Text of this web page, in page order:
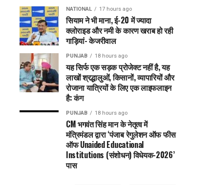
NATIONAL 17 hours ago
सियाम ने भी माना, ई-20 में ज्यादा
क्लोराइड और नमी के कारण खराब हो रही
गाड़ियां- केजरीवाल
PUNJAB 18 hours ago
यह सिर्फ एक सड़क प्रोजेक्ट नहीं है, यह
लाखों श्रद्धालुओं, किसानों, व्यापारियों और
रोजाना यात्रियों के लिए एक लाइफलाइन
है: कंग
PUNJAB 18 hours ago
CM भगवंत सिंह मान के नेतृत्व में
मंत्रिमंडल द्वारा ‘पंजाब रेगुलेशन ऑफ फीस
ऑफ Unaided Educational
Institutions (संशोधन) विधेयक-2026’
पास